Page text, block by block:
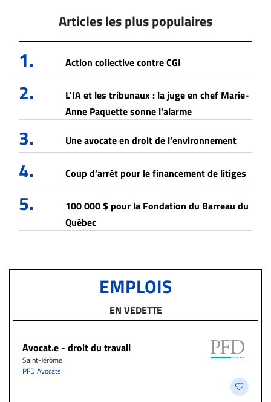
Articles les plus populaires
1. Action collective contre CGI
2.
L'IA et les tribunaux : la juge en chef Marie-
Anne Paquette sonne l'alarme
3. Une avocate en droit de l’environnement
4. Coup d’arrêt pour le financement de litiges
5.
100 000 $ pour la Fondation du Barreau du
Québec
EMPLOIS
EN VEDETTE
Avocat.e - droit du travail
Saint-Jérôme
PFD Avocats